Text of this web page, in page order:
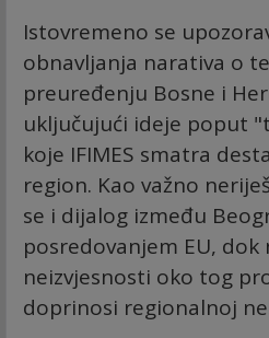
Istovremeno se
obnavljanja narativa o
preuređenju Bosne i
uključujući ideje poput
koje IFIMES smatra
region. Kao važno
se i dijalog između
posredovanjem EU, dok
neizvjesnosti oko tog
doprinosi regionalnoj